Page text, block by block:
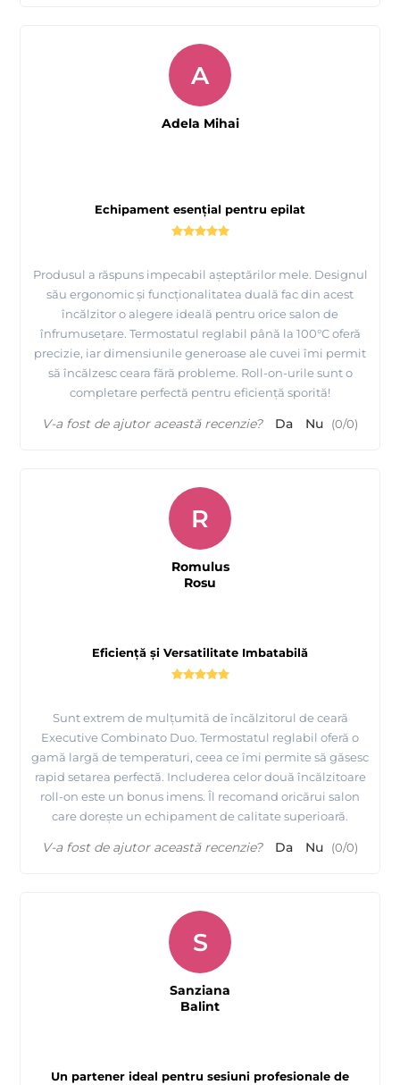
Echipament esențial pentru epilat
Produsul a răspuns impecabil așteptărilor mele. Designul
său ergonomic și funcționalitatea duală fac din acest
încălzitor o alegere ideală pentru orice salon de
înfrumusețare. Termostatul reglabil până la 100°C oferă
precizie, iar dimensiunile generoase ale cuvei îmi permit
să încălzesc ceara fără probleme. Roll-on-urile sunt o
completare perfectă pentru eficiență sporită!
A
Adela Mihai
V-a fost de ajutor această recenzie? Da Nu (0/0)
Eficiență și Versatilitate Imbatabilă
Sunt extrem de mulțumită de încălzitorul de ceară
Executive Combinato Duo. Termostatul reglabil oferă o
gamă largă de temperaturi, ceea ce îmi permite să găsesc
rapid setarea perfectă. Includerea celor două încălzitoare
roll-on este un bonus imens. Îl recomand oricărui salon
care dorește un echipament de calitate superioară.
R
Romulus
Rosu
V-a fost de ajutor această recenzie? Da Nu (0/0)
Un partener ideal pentru sesiuni profesionale de
S
Sanziana
Balint